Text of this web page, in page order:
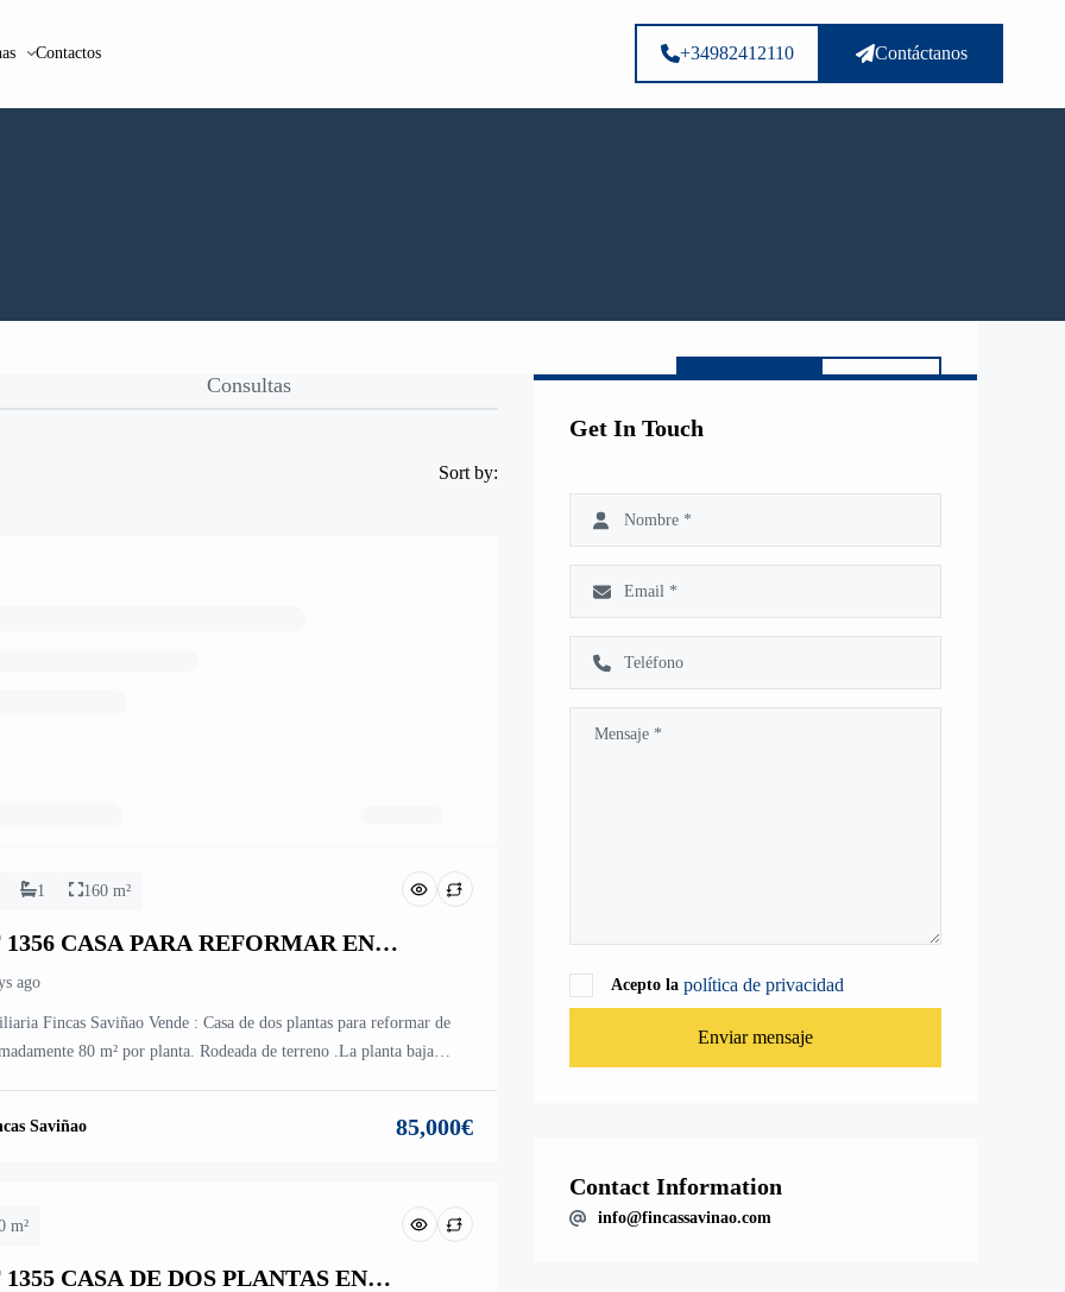
Contactos +34982412110 Contáctanos
Llamar E-mail
Consultas
Sort by:
1 160 m²
1356 CASA PARA REFORMAR EN
JUAN MONTES
ago
Fincas Saviñao Vende : Casa de dos plantas para reformar de
80 m² por planta. Rodeada de terreno .La planta baja
Saviñao
85,000€
m²
1355 CASA DE DOS PLANTAS EN
Get In Touch
Acepto la política de privacidad
Enviar mensaje
Contact Information
info@fincassavinao.com